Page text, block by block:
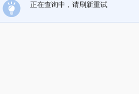
正在查询中，请刷新重试